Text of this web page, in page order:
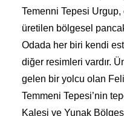
Temenni Tepesi Urgup,
üretilen bölgesel
Odada her biri kendi
diğer resimleri vardır.
gelen bir yolcu olan
Temmeni Tepesi’nin
Kalesi ve Yunak